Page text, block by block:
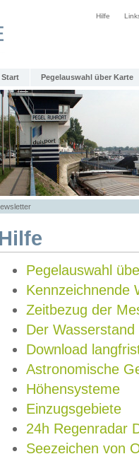
Hilfe
Start Pegelauswahl über Karte
Hilfe
Pegelauswahl
Kennzeichnende
Zeitbezug der
Der Wasserstand
Download
Astronomische
Höhensysteme
Einzugsgebiete
24h Regenradar
Seezeichen von